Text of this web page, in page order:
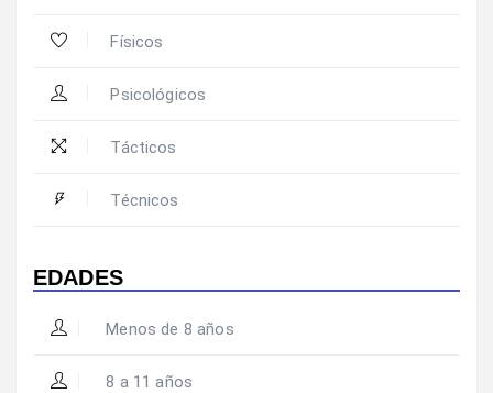
Físicos
Psicológicos
Tácticos
Técnicos
EDADES
Menos de 8 años
8 a 11 años